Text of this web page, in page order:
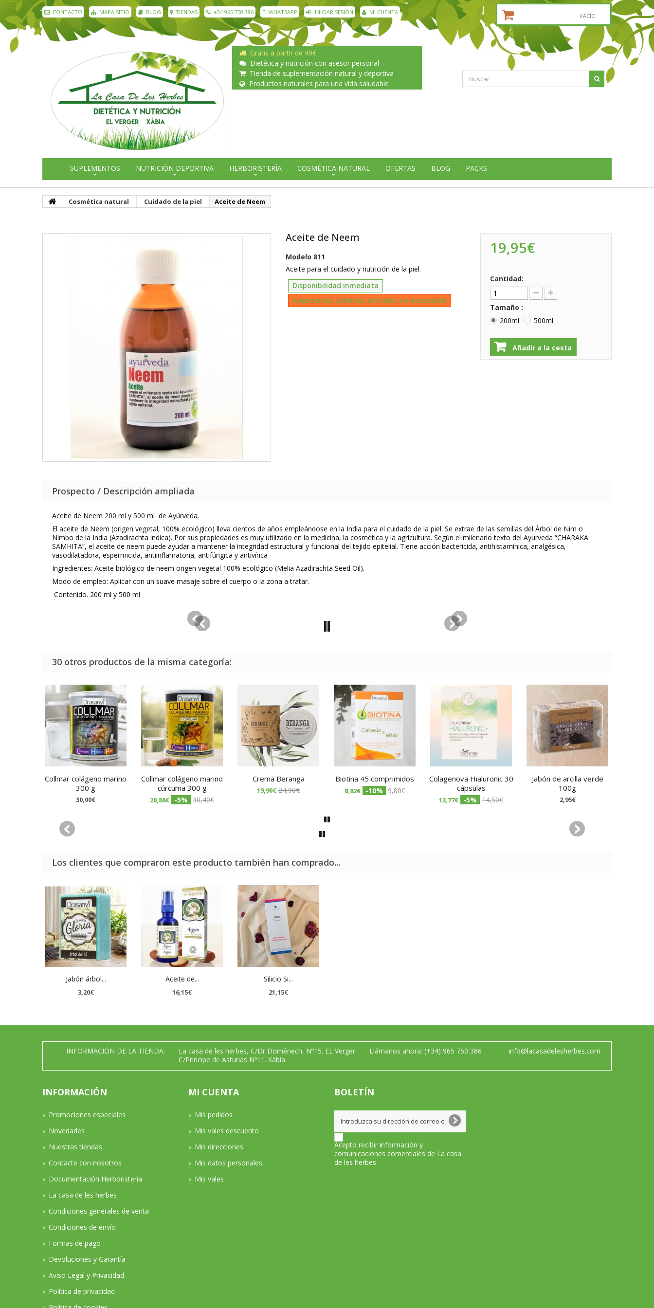
VACÍO
CONTACTO MAPA SITIO BLOG TIENDAS +34 965 750 386 WHATSAPP INICIAR SESIÓN MI CUENTA
Gratis a partir de 49€
Dietética y nutrición con asesor personal
Tienda de suplementación natural y deportiva
Productos naturales para una vida saludable
SUPLEMENTOS NUTRICIÓN DEPORTIVA HERBORISTERÍA COSMÉTICA NATURAL OFERTAS BLOG PACKS
Cosmética natural Cuidado de la piel Aceite de Neem
Aceite de Neem
Modelo 811
Aceite para el cuidado y nutrición de la piel.
Disponibilidad inmediata
Advertencia: ¡Últimos artículos en inventario!
19,95€
Cantidad:
Tamaño :
200ml
500ml
Añadir a la cesta
Prospecto / Descripción ampliada
Aceite de Neem 200 ml y 500 ml de Ayúrveda.
El aceite de Neem (origen vegetal, 100% ecológico) lleva cientos de años empleándose en la India para el cuidado de la piel. Se extrae de las semillas del Árbol de Nim o
Nimbo de la India (Azadirachta indica). Por sus propiedades es muy utilizado en la medicina, la cosmética y la agricultura. Según el milenario texto del Ayurveda “CHARAKA
SAMHITA”, el aceite de neem puede ayudar a mantener la integridad estructural y funcional del tejido epitelial. Tiene acción bactericida, antihistamínica, analgésica,
vasodilatadora, espermicida, antiinflamatoria, antifúngica y antivírica
Ingredientes: Aceite biológico de neem origen vegetal 100% ecológico (Melia Azadirachta Seed Oil).
Modo de empleo: Aplicar con un suave masaje sobre el cuerpo o la zona a tratar.
Contenido. 200 ml y 500 ml
30 otros productos de la misma categoría:
Collmar colágeno marino
300 g
30,00€
Collmar colágeno marino
cúrcuma 300 g
28,88€ -5% 30,40€
Crema Beranga
19,90€ 24,90€
Biotina 45 comprimidos
8,82€ -10% 9,80€
Colagenova Hialuronic 30
cápsulas
13,77€ -5% 14,50€
Jabón de arcilla verde
100g
2,95€
Los clientes que compraron este producto también han comprado...
Jabón árbol...
3,20€
Aceite de...
16,15€
Silicio Si...
21,15€
INFORMACIÓN DE LA TIENDA:
La casa de les herbes, C/Dr Doménech, Nº15. EL Verger
C/Principe de Asturias Nº11. Xábia
Llámanos ahora: (+34) 965 750 386 info@lacasadelesherbes.com
INFORMACIÓN
Promociones especiales
Novedades
Nuestras tiendas
Contacte con nosotros
Documentación Herboristeria
La casa de les herbes
Condiciones generales de venta
Condiciones de envío
Formas de pago
Devoluciones y Garantía
Aviso Legal y Privacidad
Política de privacidad
MI CUENTA
Mis pedidos
Mis vales descuento
Mis direcciones
Mis datos personales
Mis vales
BOLETÍN
Acepto recibir información y
comunicaciones comerciales de La casa
de les herbes